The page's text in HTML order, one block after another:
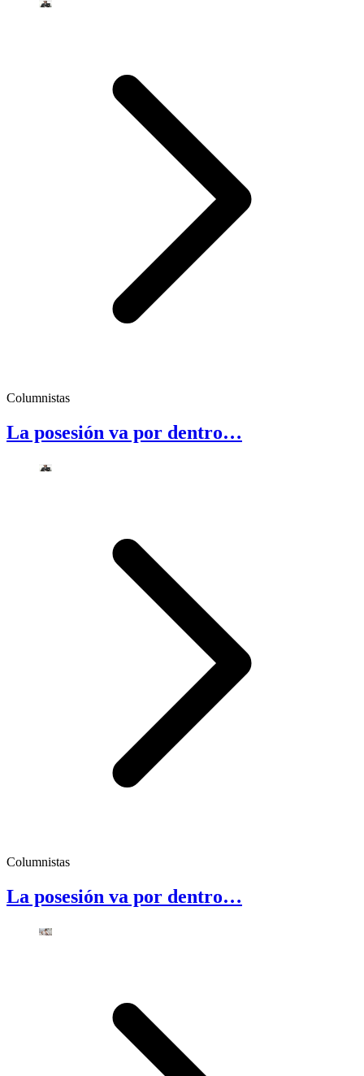
Columnistas
La posesión va por dentro…
Columnistas
La posesión va por dentro…